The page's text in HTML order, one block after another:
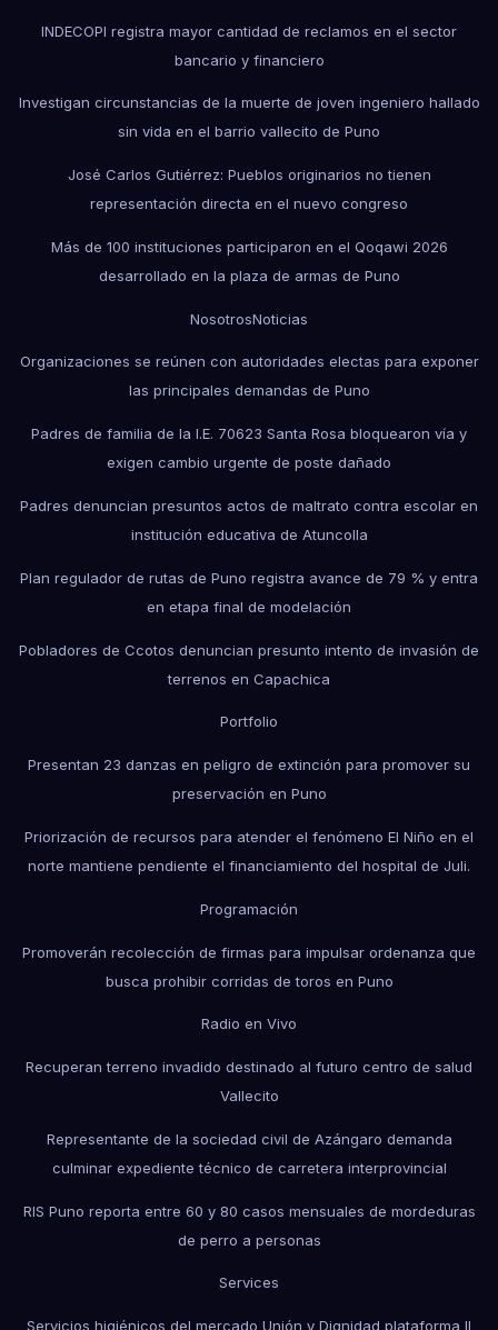
INDECOPI registra mayor cantidad de reclamos en el sector
bancario y financiero
Investigan circunstancias de la muerte de joven ingeniero hallado
sin vida en el barrio vallecito de Puno
José Carlos Gutiérrez: Pueblos originarios no tienen
representación directa en el nuevo congreso
Más de 100 instituciones participaron en el Qoqawi 2026
desarrollado en la plaza de armas de Puno
NosotrosNoticias
Organizaciones se reúnen con autoridades electas para exponer
las principales demandas de Puno
Padres de familia de la I.E. 70623 Santa Rosa bloquearon vía y
exigen cambio urgente de poste dañado
Padres denuncian presuntos actos de maltrato contra escolar en
institución educativa de Atuncolla
Plan regulador de rutas de Puno registra avance de 79 % y entra
en etapa final de modelación
Pobladores de Ccotos denuncian presunto intento de invasión de
terrenos en Capachica
Portfolio
Presentan 23 danzas en peligro de extinción para promover su
preservación en Puno
Priorización de recursos para atender el fenómeno El Niño en el
norte mantiene pendiente el financiamiento del hospital de Juli.
Programación
Promoverán recolección de firmas para impulsar ordenanza que
busca prohibir corridas de toros en Puno
Radio en Vivo
Recuperan terreno invadido destinado al futuro centro de salud
Vallecito
Representante de la sociedad civil de Azángaro demanda
culminar expediente técnico de carretera interprovincial
RIS Puno reporta entre 60 y 80 casos mensuales de mordeduras
de perro a personas
Services
Servicios higiénicos del mercado Unión y Dignidad plataforma II